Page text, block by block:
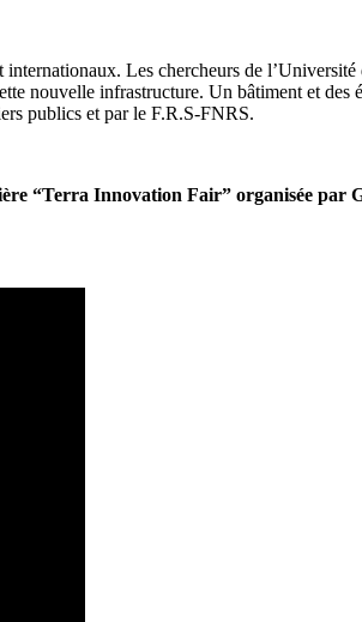
Les chercheurs de
nouvelle infrastructure. Un bâtiment et
publics et par le F.R.S-FNRS.
“Terra Innovation Fair” organisée